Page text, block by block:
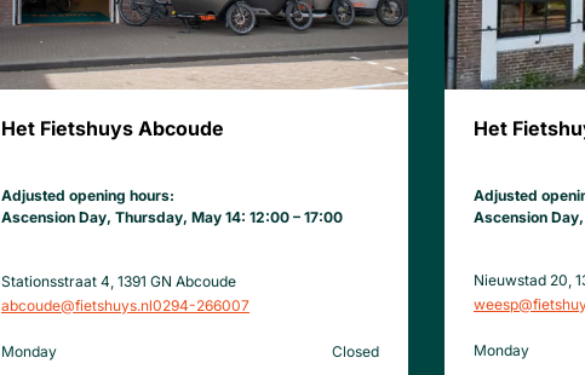
Het Fietshuys Abcoude
Adjusted opening hours:
Ascension Day, Thursday, May 14: 12:00 – 17:00
Stationsstraat 4, 1391 GN Abcoude
abcoude@fietshuys.nl0294-266007
Monday Closed
Het
Adjusted
Ascension
Nieuwstad 20,
Monday